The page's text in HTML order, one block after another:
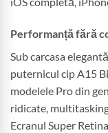
Performanță fără
Sub carcasa
puternicul cip A15
modelele Pro din
ridicate,
Ecranul Super